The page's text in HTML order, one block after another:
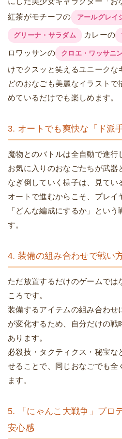
紅茶がモチーフの
アールグレイ
グリーナ・サラダム カレーの
ロワッサンの クロエ・ワッサニ
けでクスッと笑えるユニークな
どのおなごも美麗なイラスト
めているだけでも楽しめます。
3. オートでも爽快な「ド派
魔物とのバトルは全自動で進行
お気に入りのおなごたちが武器
なぎ倒していく様子は、見てい
オートで進むからこそ、プレイ
「どんな編成にするか」とい
す。
4. 装備の組み合わせで戦い
ただ放置するだけのゲームでは
ころです。
装備するアイテムの組み合わせ
が変化するため、自分だけの戦
あります。
必殺技・タクティクス・秘宝な
せることで、同じおなごでも全
ます。
5. 「にゃんこ大戦争」プロ
安心感